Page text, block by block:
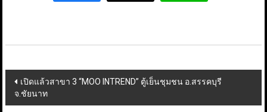
Post
navigation
เปิดแล้วสาขา 3 “MOO INTREND” ตู้เย็นชุมชน อ.สรรคบุรี
จ.ชัยนาท